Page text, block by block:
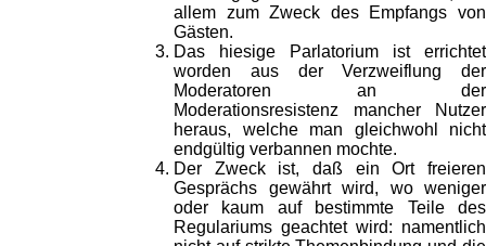
allem zum Zweck des Empfangs von
Gästen.
Das hiesige Parlatorium ist errichtet
worden aus der Verzweiflung der
Moderatoren an der
Moderationsresistenz mancher Nutzer
heraus, welche man gleichwohl nicht
endgültig verbannen mochte.
Der Zweck ist, daß ein Ort freieren
Gesprächs gewährt wird, wo weniger
oder kaum auf bestimmte Teile des
Regulariums geachtet wird: namentlich